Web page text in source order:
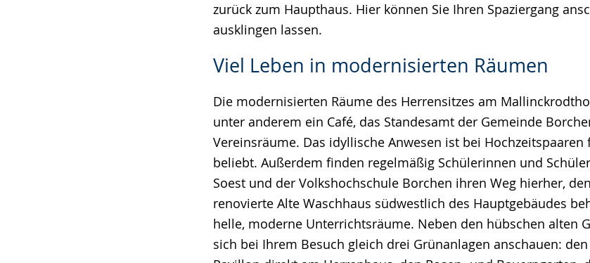
zurück zum Haupthaus. Hier können Sie Ihren Spaziergang
ausklingen lassen.
Viel Leben in modernisierten Räumen
Die modernisierten Räume des Herrensitzes am
unter anderem ein Café, das Standesamt der Gemeinde
Vereinsräume. Das idyllische Anwesen ist bei Hochzeitspaaren
beliebt. Außerdem finden regelmäßig Schülerinnen und
Soest und der Volkshochschule Borchen ihren Weg hierher,
renovierte Alte Waschhaus südwestlich des Hauptgebäudes
helle, moderne Unterrichtsräume. Neben den hübschen alten
sich bei Ihrem Besuch gleich drei Grünanlagen anschauen: